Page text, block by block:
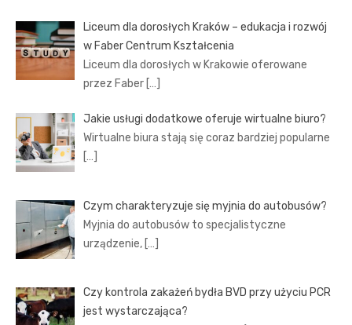
Liceum dla dorosłych Kraków – edukacja i rozwój
w Faber Centrum Kształcenia
Liceum dla dorosłych w Krakowie oferowane
przez Faber […]
Jakie usługi dodatkowe oferuje wirtualne biuro?
Wirtualne biura stają się coraz bardziej popularne
[…]
Czym charakteryzuje się myjnia do autobusów?
Myjnia do autobusów to specjalistyczne
urządzenie, […]
Czy kontrola zakażeń bydła BVD przy użyciu PCR
jest wystarczająca?